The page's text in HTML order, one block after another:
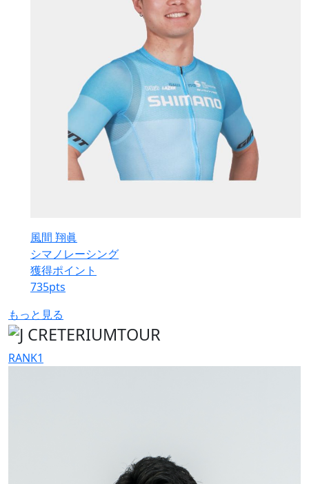
風間 翔眞
シマノレーシング
獲得ポイント
735pts
もっと見る
RANK1